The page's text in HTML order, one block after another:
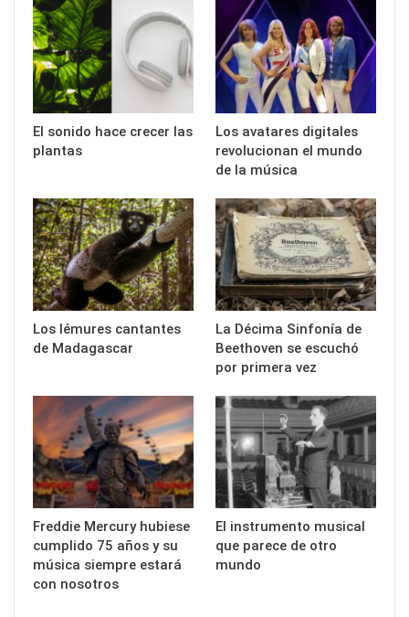
El sonido hace crecer las
plantas
Los avatares digitales
revolucionan el mundo
de la música
Los lémures cantantes
de Madagascar
La Décima Sinfonía de
Beethoven se escuchó
por primera vez
Freddie Mercury hubiese
cumplido 75 años y su
música siempre estará
con nosotros
El instrumento musical
que parece de otro
mundo